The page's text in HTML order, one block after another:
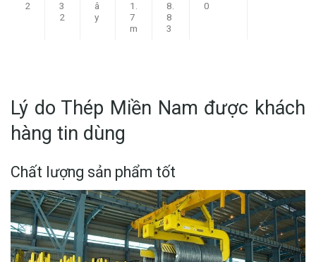
2
3
2
â
y
1.
7
m
8.
8
3
0
Lý do Thép Miền Nam được khách
hàng tin dùng
Chất lượng sản phẩm tốt